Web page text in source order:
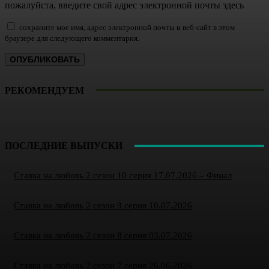
пожалуйста, введите свой адрес электронной почты здесь
сохраните мое имя, адрес электронной почты и веб-сайт в этом
браузере для следующего комментария.
РЕКОМЕНДУЕМ
ПОСЛЕДНИЕ ВЫПУСКИ
Ставка на любовь 2 сезон 10 серия 17.07.2026 – Финал
Ставка на любовь 2 сезон 9 серия 10.07.2026